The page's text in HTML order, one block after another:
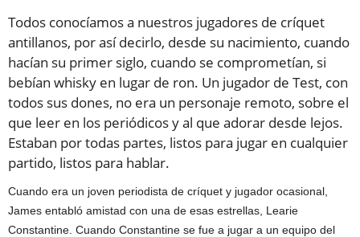
Todos conocíamos a nuestros jugadores de críquet
antillanos, por así decirlo, desde su nacimiento, cuando
hacían su primer siglo, cuando se comprometían, si
bebían whisky en lugar de ron. Un jugador de Test, con
todos sus dones, no era un personaje remoto, sobre el
que leer en los periódicos y al que adorar desde lejos.
Estaban por todas partes, listos para jugar en cualquier
partido, listos para hablar.
Cuando era un joven periodista de críquet y jugador ocasional,
James entabló amistad con una de esas estrellas, Learie
Constantine. Cuando Constantine se fue a jugar a un equipo del